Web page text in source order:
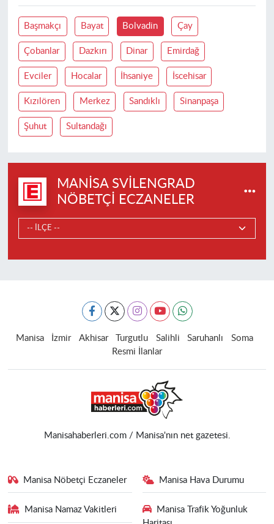
Başmakçı Bayat Bolvadin Çay
Çobanlar Dazkırı Dinar Emirdağ
Evciler Hocalar İhsaniye İscehisar
Kızılören Merkez Sandıklı Sinanpaşa
Şuhut Sultandağı
MANISA SVILENGRAD
NÖBETÇI ECZANELER
Manisa İzmir Akhisar Turgutlu Salihli Saruhanlı
Soma
Resmi İlanlar
Manisahaberleri.com / Manisa'nın net gazetesi.
Manisa Nöbetçi Eczaneler Manisa Hava Durumu
Manisa Namaz Vakitleri
Manisa Trafik Yoğunluk